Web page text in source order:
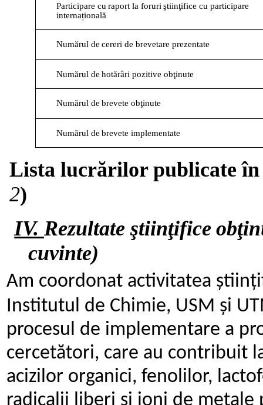
Participare cu raport la foruri ştiinţifice cu participare
internațională
Numărul de cereri de brevetare prezentate
Numărul de hotărâri pozitive obţinute
Numărul de brevete obţinute
Numărul de brevete implementate
Lista lucrărilor publicate în
2)
IV.Rezultate ştiinţifice
cuvinte)
Am coordonat activitatea
Institutul de Chimie, USM și
procesul de implementare a
cercetători, care au contribuit
acizilor organici, fenolilor,
radicalii liberi și ioni de